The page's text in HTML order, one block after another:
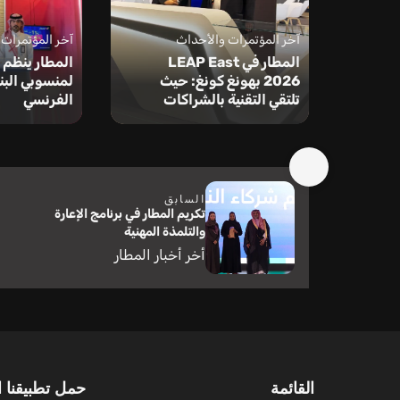
آخر المؤتمرات والأحداث
المطار في LEAP East
2026 بهونغ كونغ: حيث
تلتقي التقنية بالشراكات
آخر
المطار
لمنسوبي
الفرنسي
السابق
تكريم المطار في برنامج الإعارة
والتلمذة المهنية
أخر أخبار المطار
القائمة حمل تطبيقنا